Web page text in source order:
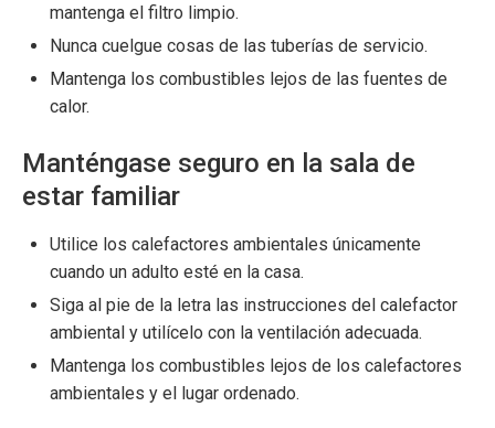
mantenga el filtro limpio.
Nunca cuelgue cosas de las tuberías de servicio.
Mantenga los combustibles lejos de las fuentes de
calor.
Manténgase seguro en la sala de
estar familiar
Utilice los calefactores ambientales únicamente
cuando un adulto esté en la casa.
Siga al pie de la letra las instrucciones del calefactor
ambiental y utilícelo con la ventilación adecuada.
Mantenga los combustibles lejos de los calefactores
ambientales y el lugar ordenado.